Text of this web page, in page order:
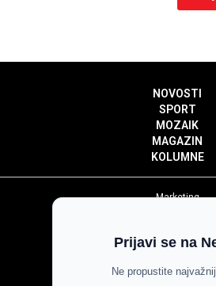
NOVOSTI
SPORT
MOZAIK
MAGAZIN
KOLUMNE
Marketing
Impressum
Pravila
Prijavi se na
Ne propustite